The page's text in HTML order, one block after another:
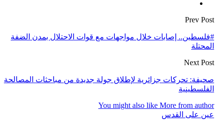
Prev Post
#فلسطين.. إصابات خلال مواجهات مع قوات الاحتلال بمدن الضفة
المحتلة
Next Post
صحيفة: تحركات جزائرية لإطلاق جولة جديدة من مباحثات المصالحة
الفلسطينية
You might also like More from author
عين على القدس